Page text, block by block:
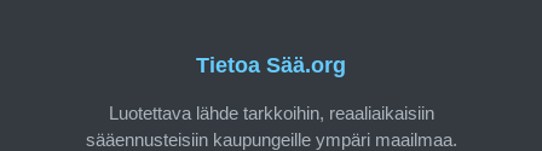
Tietoa Sää.org
Luotettava lähde tarkkoihin, reaaliaikaisiin
sääennusteisiin kaupungeille ympäri maailmaa.